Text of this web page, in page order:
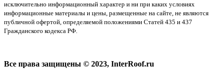
исключительно информационный характер и ни при каких условиях
информационные материалы и цены, размещенные на сайте, не являются
публичной офертой, определяемой положениями Статей 435 и 437
Гражданского кодекса РФ.
Все права защищены © 2023, InterRoof.ru